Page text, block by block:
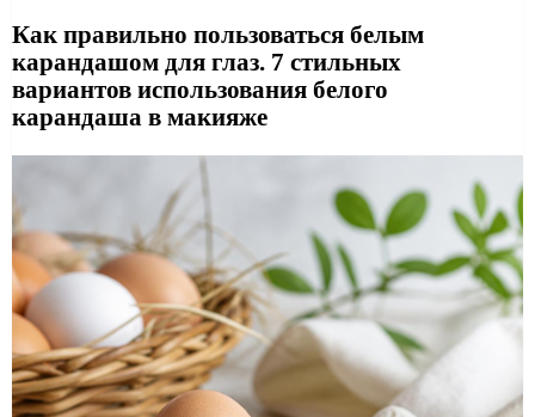
Как правильно пользоваться белым
карандашом для глаз. 7 стильных
вариантов использования белого
карандаша в макияже